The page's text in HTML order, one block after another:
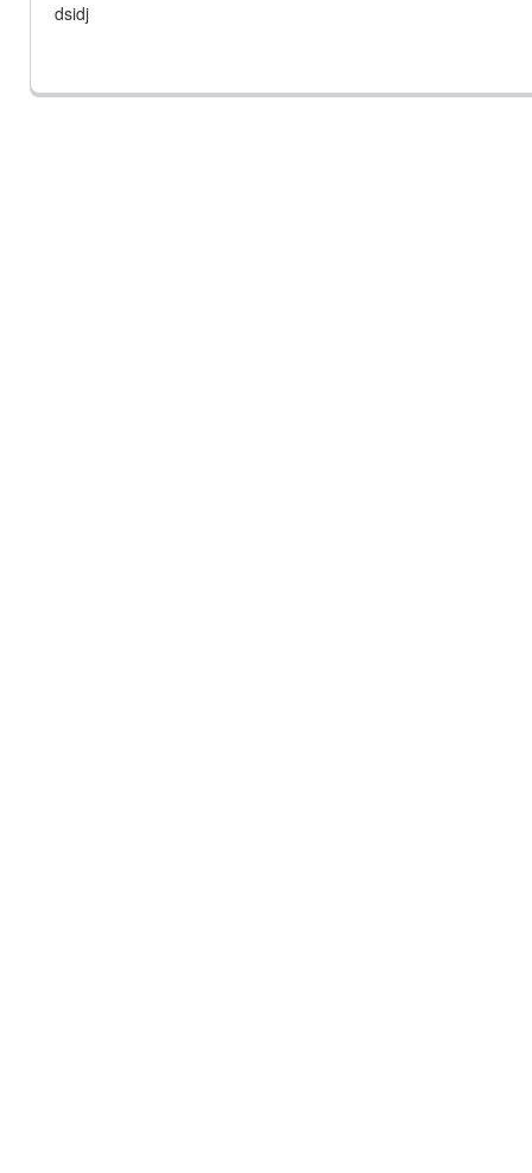
dsidj